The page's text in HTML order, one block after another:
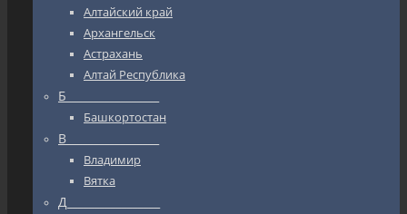
Алтайский край
Архангельск
Астрахань
Алтай Республика
Б_________________
Башкортостан
В_________________
Владимир
Вятка
Д_________________